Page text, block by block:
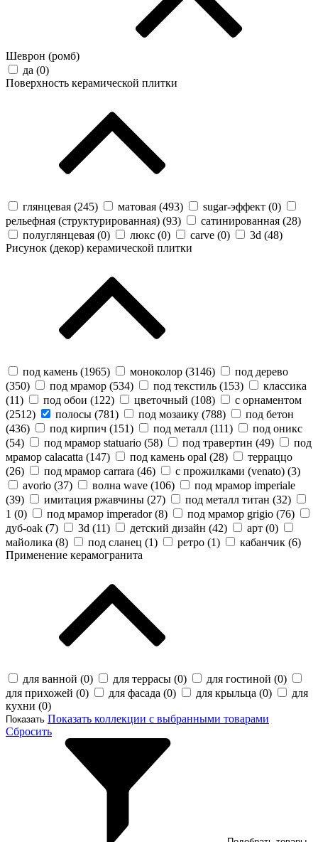
Шеврон (ромб)
да (0)
Поверхность керамической плитки
глянцевая (245) матовая (493) sugar-эффект (0)
рельефная (структурированная) (93) сатинированная (28)
полуглянцевая (0) люкс (0) carve (0) 3d (48)
Рисунок (декор) керамической плитки
под камень (1965) моноколор (3146)
под дерево
(350) под мрамор (534) под текстиль (153)
классика
(11) под обои (122) цветочный (108)
с орнаментом
(2512) полосы (781) под мозаику (788)
под бетон
(436) под кирпич (151) под металл (111)
под оникс
(54) под мрамор statuario (58) под травертин (49)
под
мрамор calacatta (147) под камень opal (28)
терраццо
(26) под мрамор carrara (46) с прожилками (venato) (3)
avorio (37) волна wave (106)
под мрамор imperiale
(39) имитация ржавчины (27) под металл титан (32)
1 (0) под мрамор imperador (8) под мрамор grigio (76)
дуб-oak (7) 3d (11) детский дизайн (42) арт (0)
майолика (8) под сланец (1) ретро (1) кабанчик (6)
Применение керамогранита
для ванной (0) для террасы (0) для гостиной (0)
для прихожей (0) для фасада (0) для крыльца (0)
для
кухни (0)
Показать Показать коллекции с выбранными товарами
Сбросить